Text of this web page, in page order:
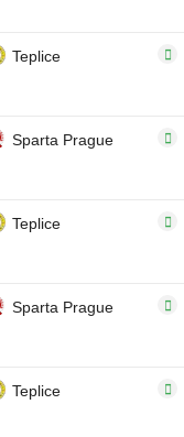
Teplice
Sparta Prague
Teplice
Sparta Prague
Teplice